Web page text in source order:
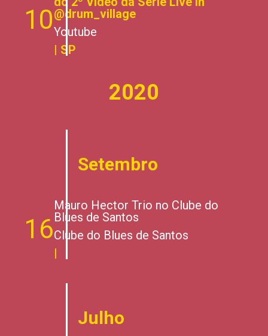
10@drum_village
Youtube
| SP
2020
Setembro
16
Mauro Hector Trio no Clube do
Blues de Santos
Clube do Blues de Santos
|
Julho